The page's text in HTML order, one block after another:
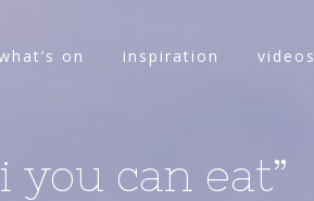
on inspiration videos
you can eat”